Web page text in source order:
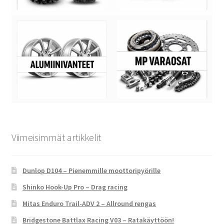
Viimeisimmät artikkelit
Dunlop D104 – Pienemmille moottoripyörille
Shinko Hook-Up Pro – Drag racing
Mitas Enduro Trail-ADV 2 – Allround rengas
Bridgestone Battlax Racing V03 – Ratakäyttöön!